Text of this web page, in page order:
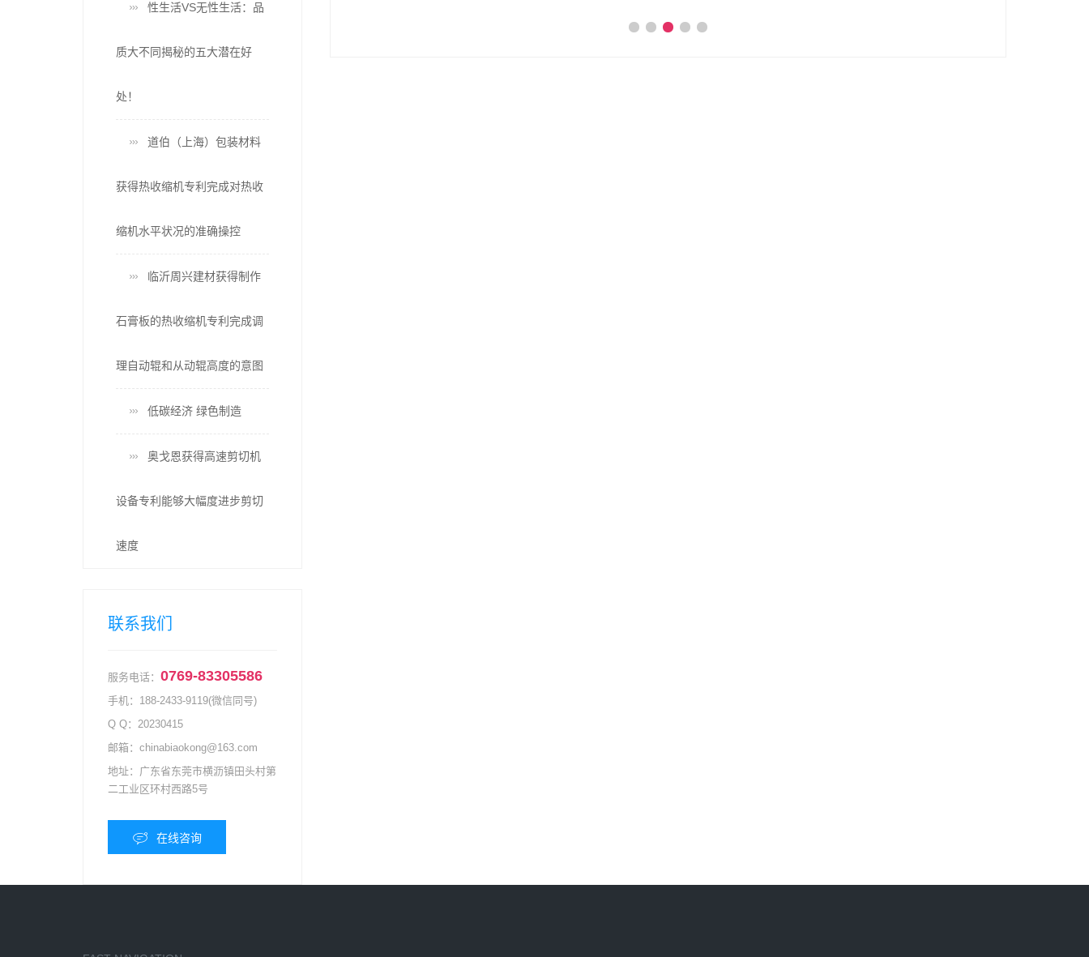
性生活VS无性生活：品
质大不同揭秘的五大潜在好
处！
道伯（上海）包装材料
获得热收缩机专利完成对热收
缩机水平状况的准确操控
临沂周兴建材获得制作
石膏板的热收缩机专利完成调
理自动辊和从动辊高度的意图
低碳经济 绿色制造
奥戈恩获得高速剪切机
设备专利能够大幅度进步剪切
速度
联系我们
服务电话： 0769-83305586
手机： 188-2433-9119(微信同号)
Q Q： 20230415
邮箱： chinabiaokong@163.com
地址： 广东省东莞市横沥镇田头村第
二工业区环村西路5号
在线咨询